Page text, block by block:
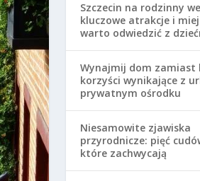
Szczecin na rodzinny
kluczowe atrakcje i
warto odwiedzić z
Wynajmij dom zamiast
korzyści wynikające z
prywatnym ośrodku
Niesamowite zjawiska
przyrodnicze: pięć
które zachwycają